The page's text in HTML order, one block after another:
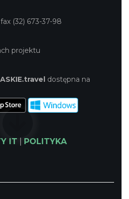
(32) 673-37-98
projektu
dostępna na
IT
POLITYKA